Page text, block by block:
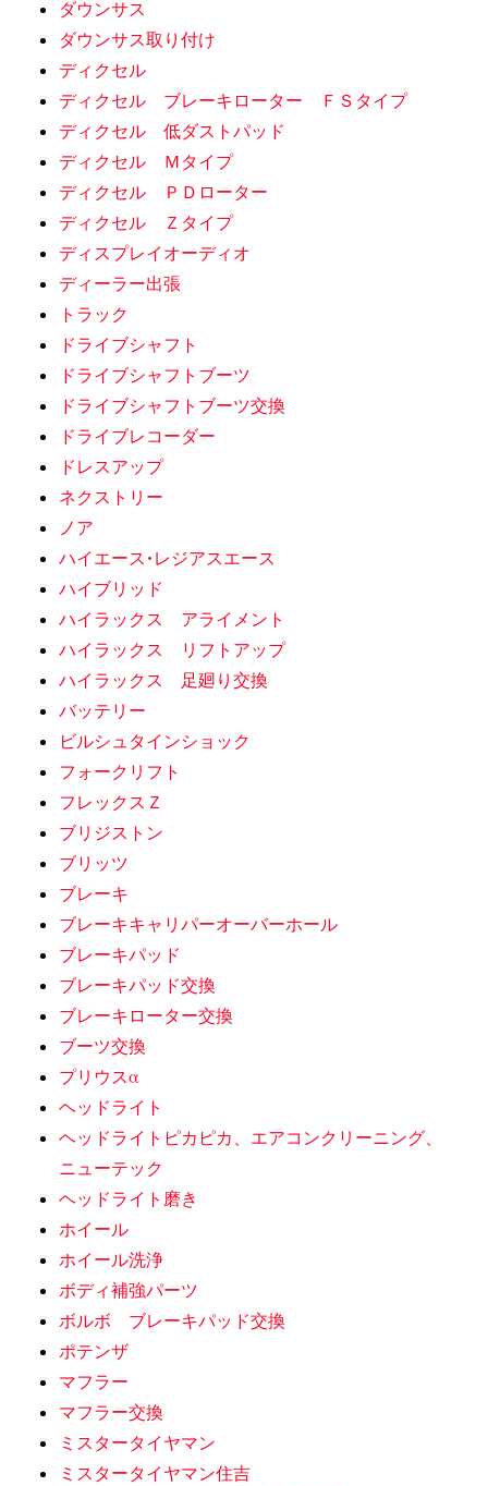
ダウンサス
ダウンサス取り付け
ディクセル
ディクセル ブレーキローター ＦＳタイプ
ディクセル 低ダストパッド
ディクセル Ｍタイプ
ディクセル ＰＤローター
ディクセル Ｚタイプ
ディスプレイオーディオ
ディーラー出張
トラック
ドライブシャフト
ドライブシャフトブーツ
ドライブシャフトブーツ交換
ドライブレコーダー
ドレスアップ
ネクストリー
ノア
ハイエース•レジアスエース
ハイブリッド
ハイラックス アライメント
ハイラックス リフトアップ
ハイラックス 足廻り交換
バッテリー
ビルシュタインショック
フォークリフト
フレックスＺ
ブリジストン
ブリッツ
ブレーキ
ブレーキキャリパーオーバーホール
ブレーキパッド
ブレーキパッド交換
ブレーキローター交換
ブーツ交換
プリウスα
ヘッドライト
ヘッドライトピカピカ、エアコンクリーニング、
ニューテック
ヘッドライト磨き
ホイール
ホイール洗浄
ボディ補強パーツ
ボルボ ブレーキパッド交換
ポテンザ
マフラー
マフラー交換
ミスタータイヤマン
ミスタータイヤマン住吉